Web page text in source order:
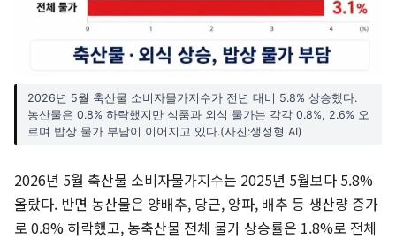
2026년 5월 축산물 소비자물가지수가 전년 대비 5.8% 상승했다.
농산물은 0.8% 하락했지만 식품과 외식 물가는 각각 0.8%, 2.6% 오
르며 밥상 물가 부담이 이어지고 있다.(사진:생성형 AI)
2026년 5월 축산물 소비자물가지수는 2025년 5월보다 5.8%
올랐다. 반면 농산물은 양배추, 당근, 양파, 배추 등 생산량 증가
로 0.8% 하락했고, 농축산물 전체 물가 상승률은 1.8%로 전체